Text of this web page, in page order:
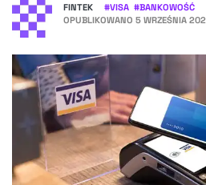
FINTEK #VISA #BANKOWOŚĆ
OPUBLIKOWANO 5 WRZEŚNIA